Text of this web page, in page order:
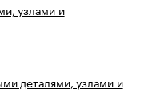
узлами и
деталями, узлами и